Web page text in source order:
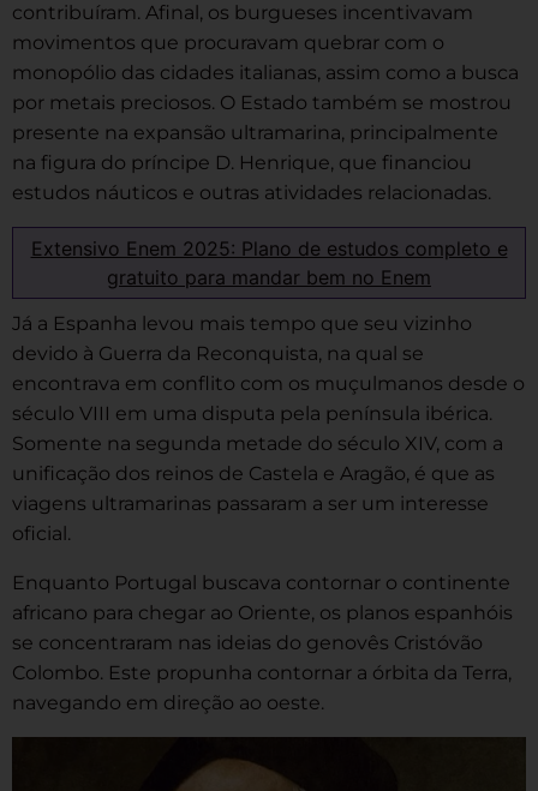
contribuíram. Afinal, os burgueses incentivavam
movimentos que procuravam quebrar com o
monopólio das cidades italianas, assim como a busca
por metais preciosos. O Estado também se mostrou
presente na expansão ultramarina, principalmente
na figura do príncipe D. Henrique, que financiou
estudos náuticos e outras atividades relacionadas.
Extensivo Enem 2025: Plano de estudos completo e
gratuito para mandar bem no Enem
Já a Espanha levou mais tempo que seu vizinho
devido à Guerra da Reconquista, na qual se
encontrava em conflito com os muçulmanos desde o
século VIII em uma disputa pela península ibérica.
Somente na segunda metade do século XIV, com a
unificação dos reinos de Castela e Aragão, é que as
viagens ultramarinas passaram a ser um interesse
oficial.
Enquanto Portugal buscava contornar o continente
africano para chegar ao Oriente, os planos espanhóis
se concentraram nas ideias do genovês Cristóvão
Colombo. Este propunha contornar a órbita da Terra,
navegando em direção ao oeste.